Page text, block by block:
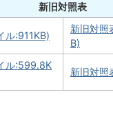
新旧対照表
ル:911KB)
新旧対照
B)
ル:599.8K
新旧対照